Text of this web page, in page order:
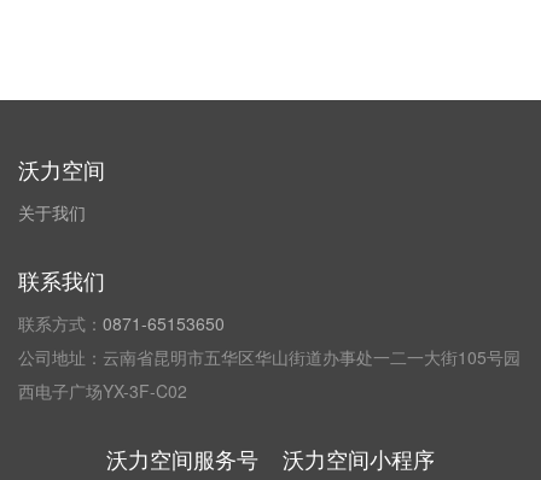
沃力空间
关于我们
联系我们
联系方式： 0871-65153650
公司地址：云南省昆明市五华区华山街道办事处一二一大街105号园
西电子广场YX-3F-C02
沃力空间服务号 沃力空间小程序